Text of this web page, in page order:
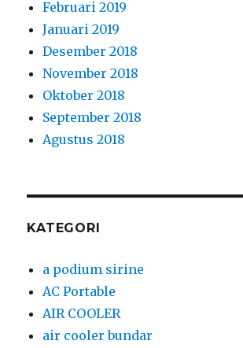
Februari 2019
Januari 2019
Desember 2018
November 2018
Oktober 2018
September 2018
Agustus 2018
KATEGORI
a podium sirine
AC Portable
AIR COOLER
air cooler bundar